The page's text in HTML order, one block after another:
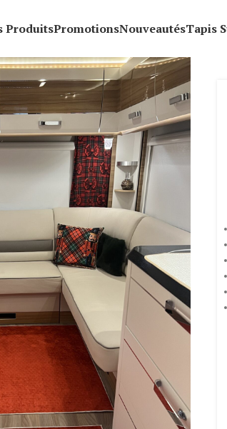
ProduitsPromotionsNouveautésTapis